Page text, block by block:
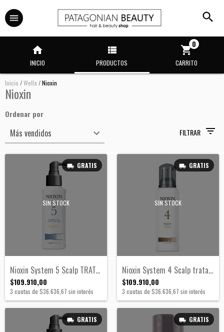
INICIO PRODUCTOS CARRITO
0
Inicio /Wella /Nioxin
Nioxin
Ordenar por
FILTRAR
SIN STOCK
GRATIS
Nioxin System 5 Scalp TRATAMIENTO
$109.910,00
3 cuotas de $36.636,67 sin interés
SIN STOCK
GRATIS
Nioxin System 4 Scalp tratamiento
$109.910,00
3 cuotas de $36.636,67 sin interés
GRATIS GRATIS